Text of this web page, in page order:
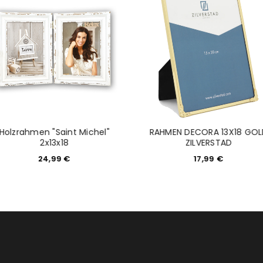
bleiben
Please select all the ways
Ich stimme zu
Ja, ich möchte ein
Datenschutzerklärung
REGISTRIEREN
Holzrahmen "Saint Michel"
2x13x18
24,99€
RAHMEN DECORA 13X18
ZILVERSTAD
17,99 €